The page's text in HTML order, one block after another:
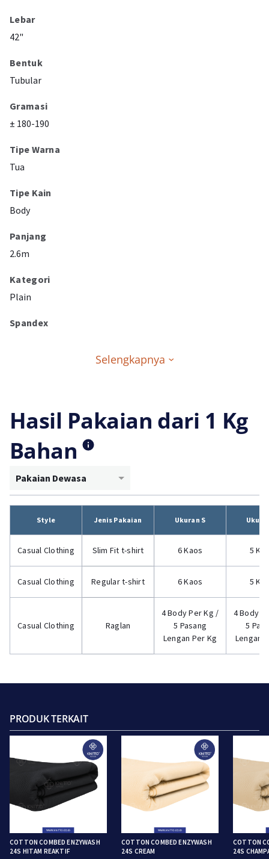
Lebar
42"
Bentuk
Tubular
Gramasi
± 180-190
Tipe Warna
Tua
Tipe Kain
Body
Panjang
2.6m
Kategori
Plain
Spandex
Selengkapnya
Hasil Pakaian dari 1 Kg
Bahan
Pakaian Dewasa
Style Jenis Pakaian Ukuran S
Casual Clothing Slim Fit t-shirt 6 Kaos 5
Casual Clothing Regular t-shirt 6 Kaos 5
Casual Clothing Raglan
4 Body Per Kg /
5 Pasang
Lengan Per Kg
4 Body
5
Lengan
PRODUK TERKAIT
COTTON COMBED ENZYWASH
24S HITAM REAKTIF
COTTON COMBED ENZYWASH
24S CREAM
COTTON
24S